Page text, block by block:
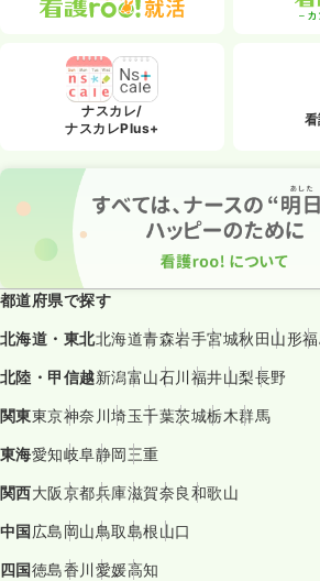
ナスカレ/
ナスカレPlus+
都道府県で探す
北海道・東北北海道青森岩手宮城秋田山形
北陸・甲信越新潟富山石川福井山梨長野
関東東京神奈川埼玉千葉茨城栃木群馬
東海愛知岐阜静岡三重
関西大阪京都兵庫滋賀奈良和歌山
中国広島岡山鳥取島根山口
四国徳島香川愛媛高知